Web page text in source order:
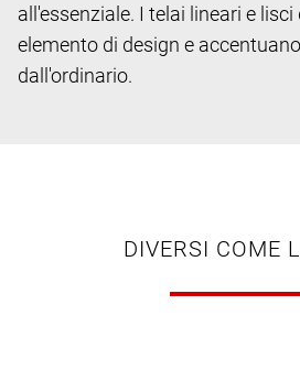
all'essenziale. I telai lineari e
elemento di design e
dall'ordinario.
DIVERSI COME